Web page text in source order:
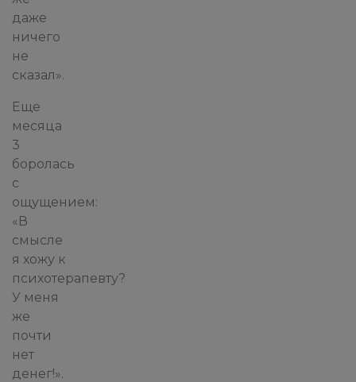
даже
ничего
не
сказал».
Еще
месяца
3
боролась
с
ощущением:
«В
смысле
я хожу к
психотерапевту?
У меня
же
почти
нет
денег!».